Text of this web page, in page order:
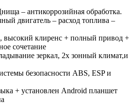
– антикоррозийная обработка.
двигатель – расход топлива –
высокий клиренс + полный привод +
сочетание
зеркал, 2х зонный климат,и
безопасности ABS, ESP и
+ установлен Android планшет